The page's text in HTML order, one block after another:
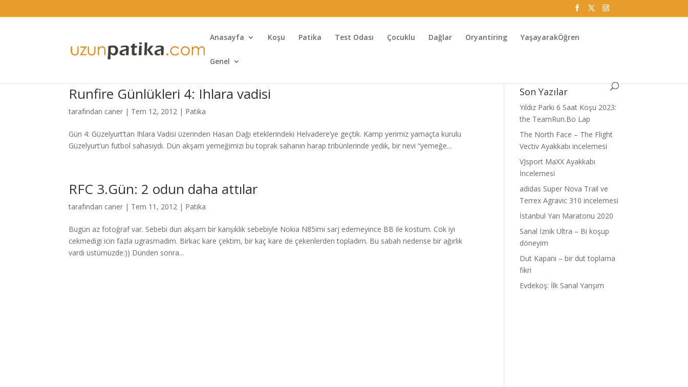
Anasayfa Koşu Patika Test Odası Çocuklu Dağlar Oryantiring YaşayarakÖğren
Genel
Runfire Günlükleri 4: Ihlara vadisi
tarafından caner | Tem 12, 2012 | Patika
Gün 4: Güzelyurt’tan Ihlara Vadisi üzerinden Hasan Dağı eteklerindeki Helvadere’ye geçtik. Kamp yerimiz yamaçta kurulu
Güzelyurt’un futbol sahasıydı. Dün akşam yemeğimizi bu toprak sahanın harap tribünlerinde yedik, bir nevi “yemeğe...
RFC 3.Gün: 2 odun daha attılar
tarafından caner | Tem 11, 2012 | Patika
Bugün az fotoğraf var. Sebebi dun akşam bir karışıklık sebebiyle Nokia N85imi sarj edemeyince BB ile kostum. Cok iyi
cekmedigi icin fazla ugrasmadim. Birkac kare çektim, bir kaç kare de çekenlerden topladım. Bu sabah nedense bir ağırlık
vardı üstümüzde:)) Dünden sonra...
Son Yazılar
Yıldız Parkı 6 Saat Koşu 2023:
the TeamRun.Bo Lap
The North Face – The Flight
Vectiv Ayakkabı incelemesi
VJsport MaXX Ayakkabı
İncelemesi
adidas Super Nova Trail ve
Terrex Agravic 310 incelemesi
İstanbul Yarı Maratonu 2020
Sanal İznik Ultra – Bi koşup
döneyim
Dut Kapanı – bir dut toplama
fikri
Evdekoş: İlk Sanal Yarışım